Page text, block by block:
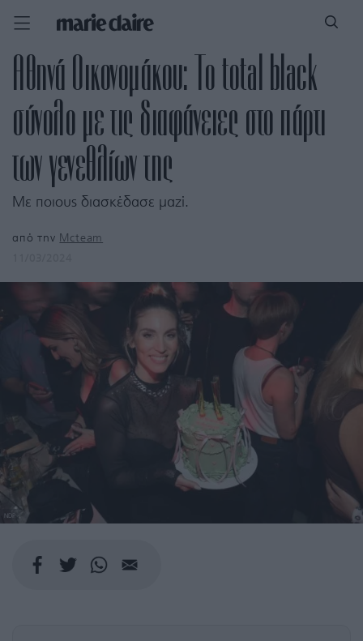
Αθηνά Οικονομάκου: Το total black
σύνολο με τις διαφάνειες στο πάρτι
των γενεθλίων της
Με ποιους διασκέδασε μαζί.
από την Mcteam
NDP